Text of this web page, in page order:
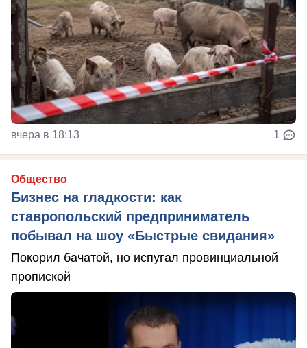
вчера в 18:13 1
Общество
Бизнес на гладкости: как
ставропольский предприниматель
побывал на шоу «Быстрые свидания»
Покорил бачатой, но испугал провинциальной
пропиской